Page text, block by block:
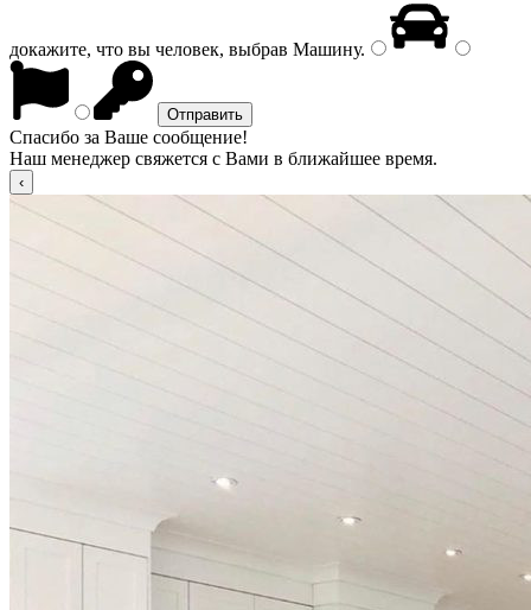
докажите, что вы человек, выбрав Машину.
Спасибо за Ваше сообщение!
Наш менеджер свяжется с Вами в ближайшее время.